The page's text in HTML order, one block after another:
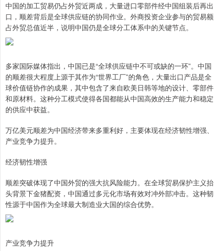
中国的加工贸易仍占外贸近两成，大量进口零部件经中国组装后再出
口，顺差背后是全球供应链的协同作业。外商投资企业参与的贸易额
占外贸总值近半，说明中国仍是全球分工体系中的关键节点。
多家国际媒体指出，中国已是“全球供应链中不可或缺的一环”。‌中国
的顺差很大程度上源于其作为“世界工厂”的角色，大量出口产品是全
球价值链协作的成果，其中包含了来自欧美日韩等地的设计、零部件
和原材料。‌这种分工模式使得各国都能从中国高效的生产能力和稳定
的供应中获益。
万亿美元顺差为中国经济带来多重利好，主要体现在经济韧性增强、
产业竞争力提升。
经济韧性增强
顺差突破体现了中国外贸的强大抗风险能力。在全球贸易保护主义抬
头背景下金猪配资，中国通过多元化市场有效对冲外部冲击。这种韧
性源于中国作为全球最大制造业大国的综合优势。
产业竞争力提升